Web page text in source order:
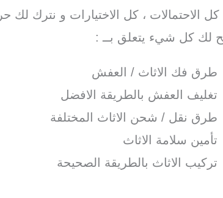
كل الاحتمالات ، كل الاختيارات و نترك لك
لك كل شيء يتعلق بــ :
طرق فك الاثاث / العفش
تغليف العفش بالطريقة الافضل
طرق نقل / شحن الاثاث المختلفة
تأمين سلامة الاثاث
تركيب الاثاث بالطريقة الصحيحة